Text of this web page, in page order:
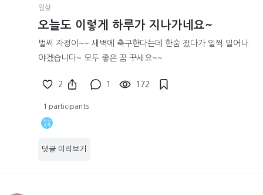
일상
오늘도 이렇게 하루가 지나가네요~
벌써 자정이~~ 새벽에 축구한다는데 한숨 잤다가 일찍 일어나
야겠습니다~ 모두 좋은 꿈 꾸세요~~
2 1 172
1 participants
댓글 미리보기